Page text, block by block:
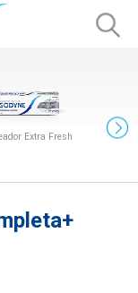
Extra Fresh